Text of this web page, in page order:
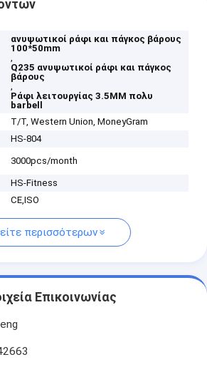
ανυψωτικοί ράφι και πάγκος βάρους
100*50mm
,
Q235 ανυψωτικοί ράφι και πάγκος
βάρους
,
Ράφι λειτουργίας 3.5MM πολυ
barbell
T/T, Western Union, MoneyGram
HS-804
3000pcs/month
HS-Fitness
CE,ISO
περισσότερων
Επικοινωνίας